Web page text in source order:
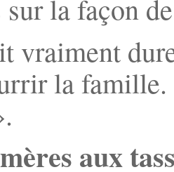
la façon
vraiment
la famille.
aux